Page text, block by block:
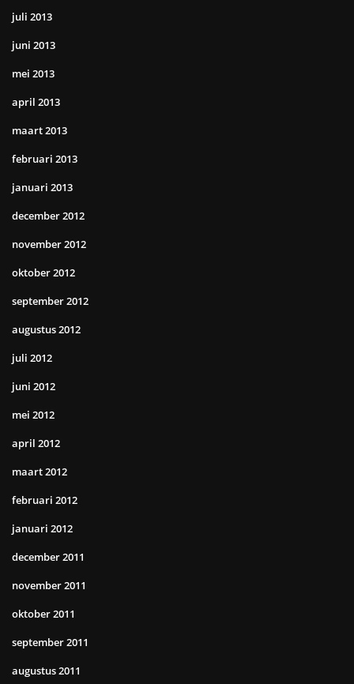
juli 2013
juni 2013
mei 2013
april 2013
maart 2013
februari 2013
januari 2013
december 2012
november 2012
oktober 2012
september 2012
augustus 2012
juli 2012
juni 2012
mei 2012
april 2012
maart 2012
februari 2012
januari 2012
december 2011
november 2011
oktober 2011
september 2011
augustus 2011